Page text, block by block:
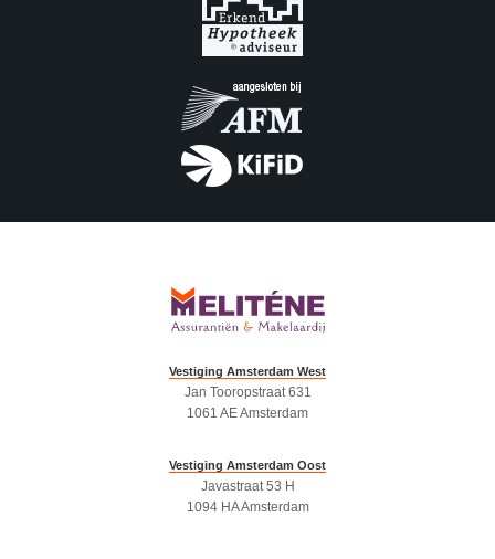
Vestiging Amsterdam West
Jan Tooropstraat 631
1061 AE Amsterdam
Vestiging Amsterdam Oost
Javastraat 53 H
1094 HA Amsterdam